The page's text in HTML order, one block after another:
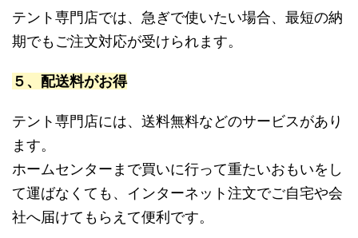
テント専門店では、急ぎで使いたい場合、最短の納
期でもご注文対応が受けられます。
５、配送料がお得
テント専門店には、送料無料などのサービスがあり
ます。
ホームセンターまで買いに行って重たいおもいをし
て運ばなくても、インターネット注文でご自宅や会
社へ届けてもらえて便利です。